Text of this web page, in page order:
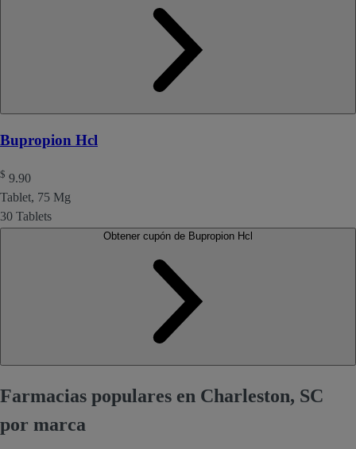
Bupropion Hcl
$ 9.90
Tablet, 75 Mg
30 Tablets
Farmacias populares en Charleston, SC
por marca